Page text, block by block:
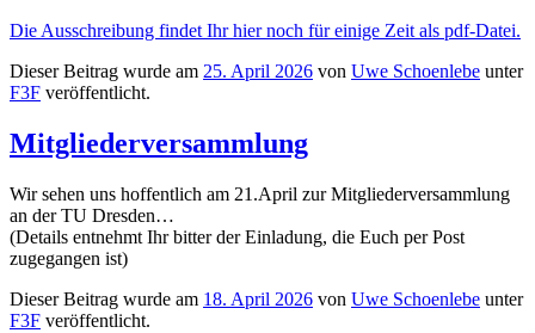
Die Ausschreibung findet Ihr hier noch für einige Zeit als pdf-Datei.
Dieser Beitrag wurde am 25. April 2026 von Uwe Schoenlebe unter
F3F veröffentlicht.
Mitgliederversammlung
Wir sehen uns hoffentlich am 21.April zur Mitgliederversammlung
an der TU Dresden…
(Details entnehmt Ihr bitter der Einladung, die Euch per Post
zugegangen ist)
Dieser Beitrag wurde am 18. April 2026 von Uwe Schoenlebe unter
F3F veröffentlicht.